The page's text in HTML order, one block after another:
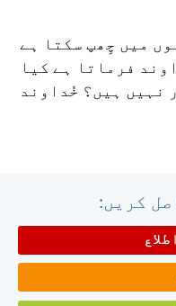
میں چِھپ سکتا ہے
فرماتا ہے کیا
نہیں ہیں؟ خُداوند
کریں: